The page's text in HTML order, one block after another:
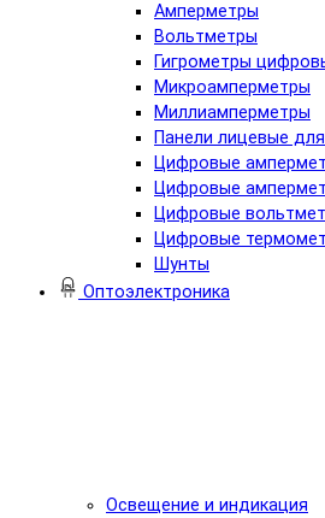
Амперметры
Вольтметры
Гигрометры
Микроамперметры
Миллиамперметры
Панели лицевые
Цифровые
Цифровые
Цифровые
Цифровые
Шунты
Оптоэлектроника
Освещение и индикация